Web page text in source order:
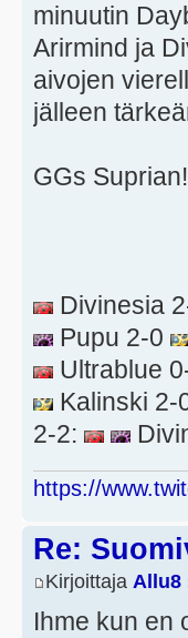
minuutin
Arirmind ja
aivojen
jälleen
GGs Suprian!
Divinesia
Pupu 2-0
Ultrablue
Kalinski 2-
2-2:
https://
Re:
Kirjoittaja Allu8
Ihme kun en